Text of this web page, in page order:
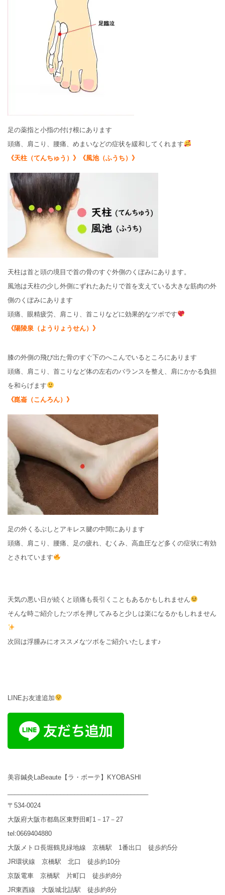
足の薬指と小指の付け根にあります
頭痛、肩こり、腰痛、めまいなどの症状を緩和してくれます
《天柱（てんちゅう）》《風池（ふうち）》
天柱は首と頭の境目で首の骨のすぐ外側のくぼみにあります。
風池は天柱の少し外側にずれたあたりで首を支えている大きな筋肉の外
側のくぼみにあります
頭痛、眼精疲労、肩こり、首こりなどに効果的なツボです
《陽陵泉（ようりょうせん）》
膝の外側の飛び出た骨のすぐ下のへこんでいるところにあります
頭痛、肩こり、首こりなど体の左右のバランスを整え、肩にかかる負担
を和らげます
《崑崙（こんろん）》
足の外くるぶしとアキレス腱の中間にあります
頭痛、肩こり、腰痛、足の疲れ、むくみ、高血圧など多くの症状に有効
とされています
天気の悪い日が続くと頭痛も長引くこともあるかもしれません
そんな時ご紹介したツボを押してみると少しは楽になるかもしれません
次回は浮腫みにオススメなツボをご紹介いたします♪
LINEお友達追加
美容鍼灸LaBeaute【ラ・ボーテ】KYOBASHI
〒534-0024
大阪府大阪市都島区東野田町1－17－27
tel:0669404880
大阪メトロ長堀鶴見緑地線 京橋駅 1番出口 徒歩約5分
JR環状線 京橋駅 北口 徒歩約10分
京阪電車 京橋駅 片町口 徒歩約8分
JR東西線 大阪城北詰駅 徒歩約8分